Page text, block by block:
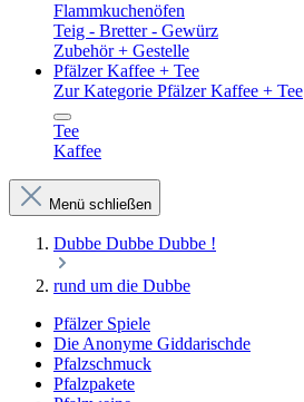
Flammkuchenöfen
Teig - Bretter - Gewürz
Zubehör + Gestelle
Pfälzer Kaffee + Tee
Zur Kategorie Pfälzer Kaffee + Tee
Tee
Kaffee
Menü schließen
Dubbe Dubbe Dubbe !
rund um die Dubbe
Pfälzer Spiele
Die Anonyme Giddarischde
Pfalzschmuck
Pfalzpakete